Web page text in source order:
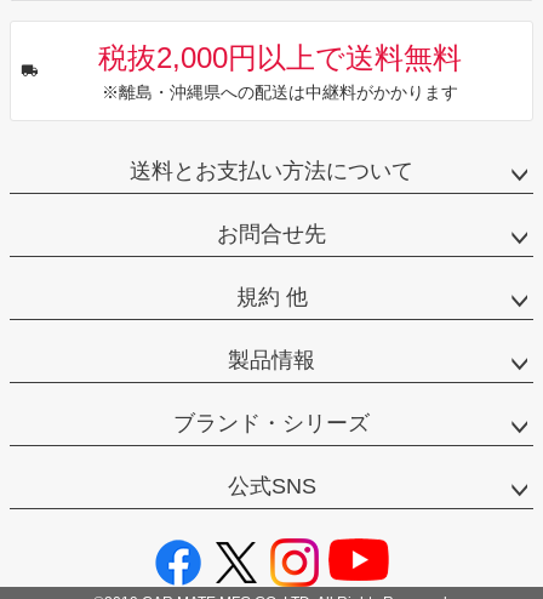
税抜2,000円以上で送料無料
※離島・沖縄県への配送は中継料がかかります
送料とお支払い方法について
お問合せ先
規約 他
製品情報
ブランド・シリーズ
公式SNS